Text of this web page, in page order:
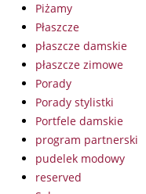
Piżamy
Płaszcze
płaszcze damskie
płaszcze zimowe
Porady
Porady stylistki
Portfele damskie
program partnerski
pudelek modowy
reserved